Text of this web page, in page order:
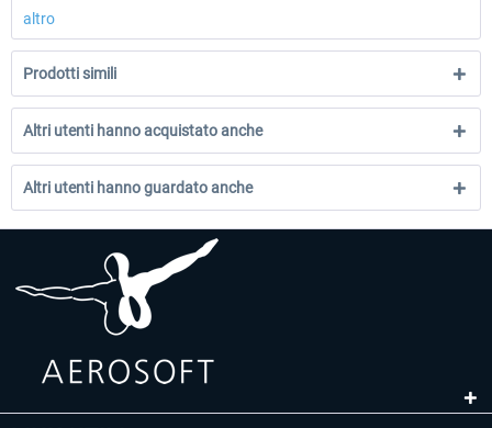
altro
Prodotti simili
Altri utenti hanno acquistato anche
Altri utenti hanno guardato anche